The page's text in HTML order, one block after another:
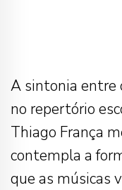
A sintonia entre
no repertório
Thiago França
contempla a
que as músicas